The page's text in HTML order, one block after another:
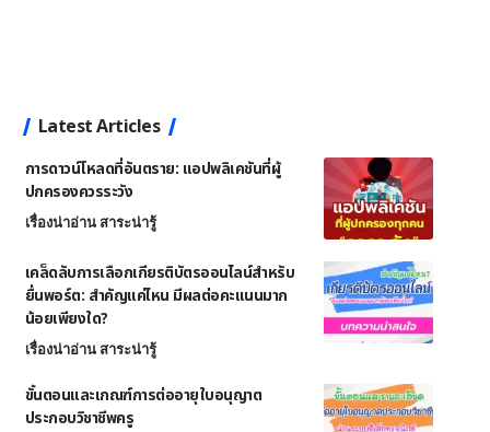
Latest Articles
การดาวน์โหลดที่อันตราย: แอปพลิเคชันที่ผู้
ปกครองควรระวัง
เรื่องน่าอ่าน สาระน่ารู้
เคล็ดลับการเลือกเกียรติบัตรออนไลน์สำหรับ
ยื่นพอร์ต: สำคัญแค่ไหน มีผลต่อคะแนนมาก
น้อยเพียงใด?
เรื่องน่าอ่าน สาระน่ารู้
ขั้นตอนและเกณฑ์การต่ออายุใบอนุญาต
ประกอบวิชาชีพครู